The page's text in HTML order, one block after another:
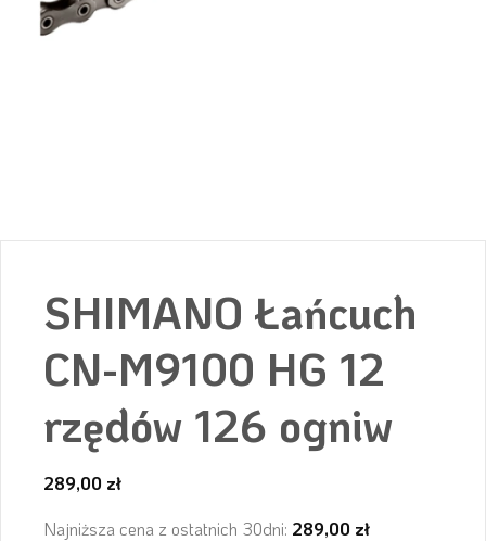
SHIMANO Łańcuch
CN-M9100 HG 12
rzędów 126 ogniw
289,00 zł
Najniższa cena z ostatnich 30dni: 289,00 zł